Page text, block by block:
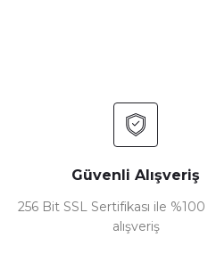
Güvenli Alışveriş
256 Bit SSL Sertifikası ile
alışveriş